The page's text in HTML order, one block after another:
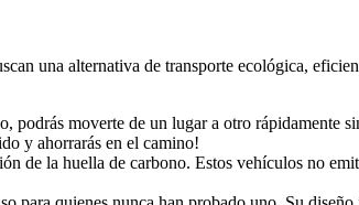
una alternativa de transporte ecológica,
podrás moverte de un lugar a otro rápidamente
y ahorrarás en el camino!
de la huella de carbono. Estos vehículos no